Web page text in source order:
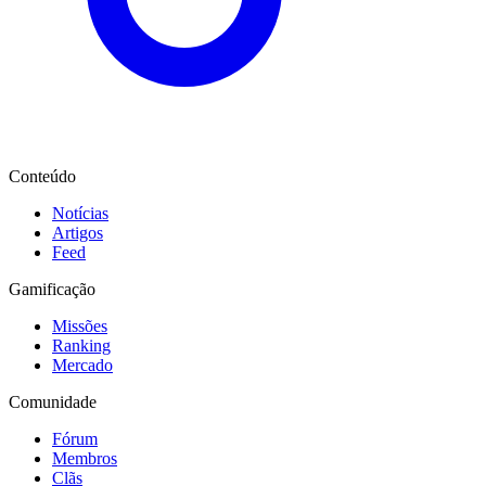
Conteúdo
Notícias
Artigos
Feed
Gamificação
Missões
Ranking
Mercado
Comunidade
Fórum
Membros
Clãs